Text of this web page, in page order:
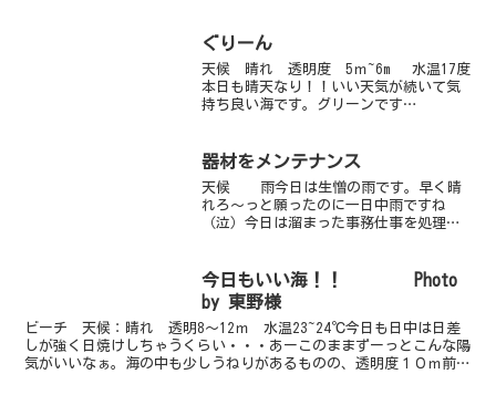
ぐりーん
天候 晴れ 透明度 5ｍ~6m 水温17度
本日も晴天なり！！いい天気が続いて気
持ち良い海です。グリーンです
ります。この浮遊物をメバルの赤ちゃん
器材をメンテナンス
天候 雨今日は生憎の雨です。早く晴
れろ～っと願ったのに一日中雨ですね
（泣）今日は溜まった事務仕事を処理し
材・・・。ちょっとお疲れモードです。
なので、キレイに拭いてみたり...
今日もいい海！！ Photo
by 東野様
ビーチ 天候：晴れ 透明8～12ｍ 水温23~24℃今日も日中は日差
しが強く日焼けしちゃうくらい・・・あーこのままずーっとこんな陽
気がいいなぁ。海の中も少しうねりがあるものの、透明度１０ｍ前後